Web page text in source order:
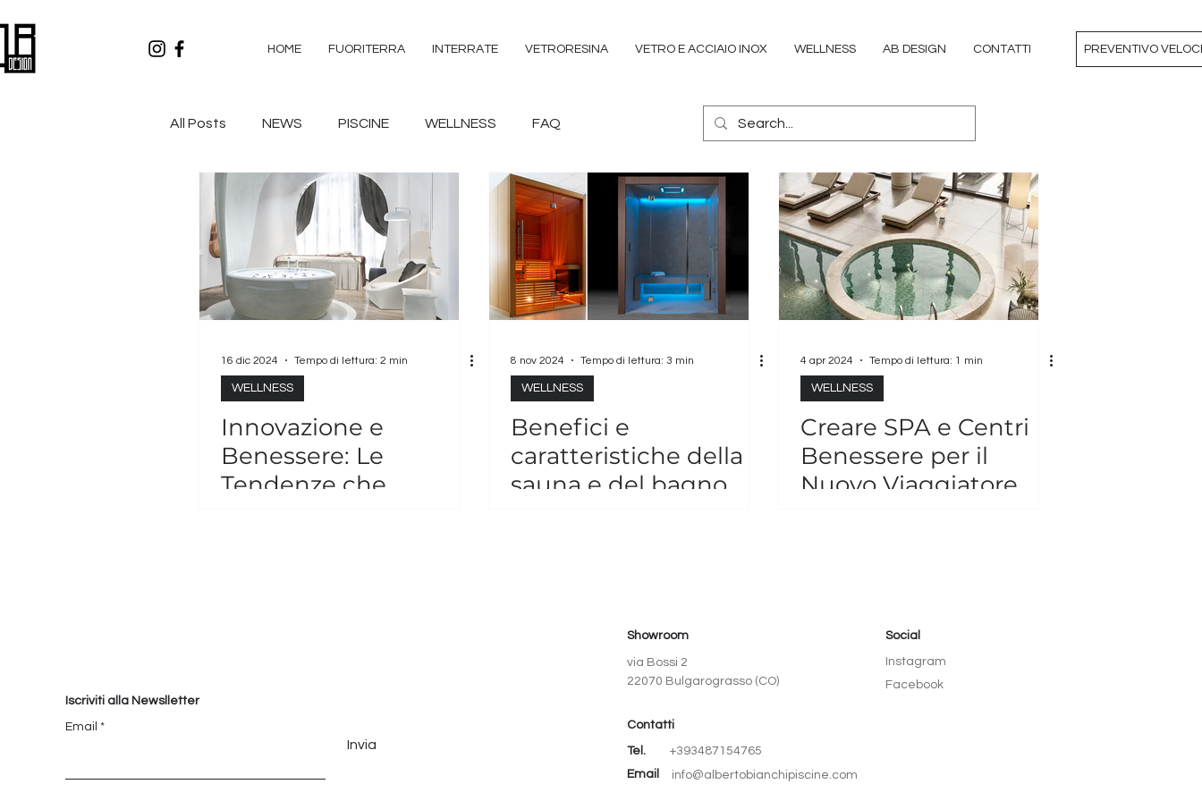
HOME FUORITERRA INTERRATE VETRORESINA VETRO E ACCIAIO INOX WELLNESS AB DESIGN CONTATTI PREVENTIVO
All Posts NEWS PISCINE WELLNESS FAQ
16 dic 2024 Tempo di lettura: 2 min
WELLNESS
Innovazione e
Benessere: Le
Tendenze che
8 nov 2024 Tempo di lettura: 3 min
WELLNESS
Benefici e
caratteristiche della
sauna e del bagno
4 apr 2024 Tempo di lettura: 1 min
WELLNESS
Creare SPA e Centri
Benessere per il
Nuovo Viaggiatore
Iscriviti alla Newslletter
Email
Invia
Showroom
via Bossi 2
22070 Bulgarograsso (CO)
Social
Instagram
Facebook
Contatti
Tel.
+393487154765
Email
info@albertobianchipiscine.com